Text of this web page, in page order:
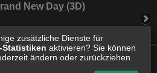
New Day (3D)
zusätzliche Dienste für
Statistiken aktivieren? Sie können
ändern oder zurückziehen.